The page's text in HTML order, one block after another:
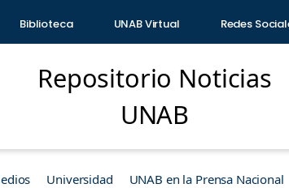
Biblioteca UNAB Virtual Redes
Repositorio Noticias
UNAB
Universidad UNAB en la Prensa Nacional